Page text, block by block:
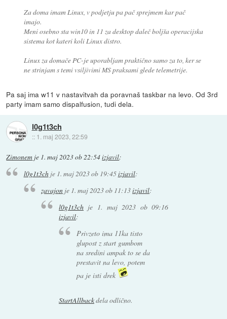
Za doma imam Linux, v podjetju pa pač sprejmem kar pač
imajo.
Meni osebno sta win10 in 11 za desktop daleč boljša operacijska
sistema kot kateri koli Linux distro.
Linux za domače PC-je uporabljam praktično samo za to, ker se
ne strinjam s temi vsiljivimi MS praksami glede telemetrije.
Pa saj ima w11 v nastavitvah da poravnaš taskbar na levo. Od 3rd
party imam samo dispalfusion, tudi dela.
l0g1t3ch
:: 1. maj 2023, 22:59
Zimonem je 1. maj 2023 ob 22:54izjavil:
l0g1t3chje 1. maj 2023 ob 19:45izjavil:
zavajon je 1. maj 2023 ob 11:13izjavil:
l0g1t3chje 1. maj 2023 ob 09:16
izjavil:
Privzeto ima 11ka tisto
glupost z start gumbom
na sredini ampak to se da
prestavit na levo, potem
pa je isti drek
StartAllbackdela odlično.